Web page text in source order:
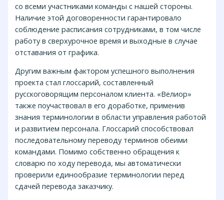
со всеми участниками команды с нашей стороны.
Наличие этой договоренности гарантировало
соблюдение расписания сотрудниками, в том числе
работу в сверхурочное время и выходные в случае
отставания от графика.
Другим важным фактором успешного выполнения
проекта стал глоссарий, составленный
русскоговорящим персоналом клиента. «Велиор»
также поучаствовал в его доработке, применив
знания терминологии в области управления работой
и развитием персонала. Глоссарий способствовал
последовательному переводу терминов обеими
командами. Помимо собственно обращения к
словарю по ходу перевода, мы автоматически
проверили единообразие терминологии перед
сдачей перевода заказчику.